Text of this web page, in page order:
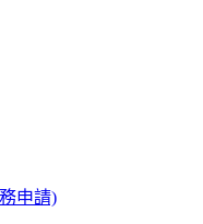
申請)